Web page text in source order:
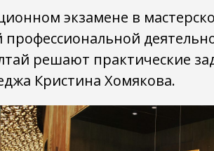
экзамене в
решают практические
Кристина Хомякова.